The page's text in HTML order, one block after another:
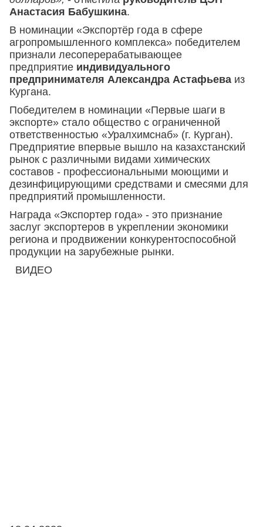
Анастасия Бабушкина.
В номинации «Экспортёр года в сфере
агропромышленного комплекса» победителем
признали лесоперерабатывающее
предприятие индивидуального
предпринимателя Александра Астафьева из
Кургана.
Победителем в номинации «Первые шаги в
экспорте» стало общество с ограниченной
ответственностью «Уралхимснаб» (г. Курган).
Предприятие впервые вышло на казахстанский
рынок с различными видами химических
составов - профессиональными моющими и
дезинфицирующими средствами и смесями для
предприятий промышленности.
Награда «Экспортер года» - это признание
заслуг экспортеров в укреплении экономики
региона и продвижении конкурентоспособной
продукции на зарубежные рынки.
ВИДЕО